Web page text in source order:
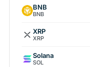
BNB
BNB
XRP
XRP
Solana
SOL